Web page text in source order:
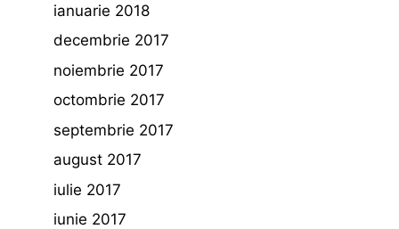
ianuarie 2018
decembrie 2017
noiembrie 2017
octombrie 2017
septembrie 2017
august 2017
iulie 2017
iunie 2017